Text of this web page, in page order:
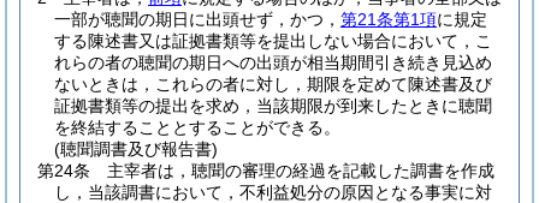
一部が聴聞の期日に出頭せず，かつ， 第21条第1項に規定
する陳述書又は証拠書類等を提出しない場合において，こ
れらの者の聴聞の期日への出頭が相当期間引き続き見込め
ないときは，これらの者に対し，期限を定めて陳述書及び
証拠書類等の提出を求め，当該期限が到来したときに聴聞
を終結することとすることができる。
(聴聞調書及び報告書)
第24条
主宰者は，聴聞の審理の経過を記載した調書を作成
し，当該調書において，不利益処分の原因となる事実に対